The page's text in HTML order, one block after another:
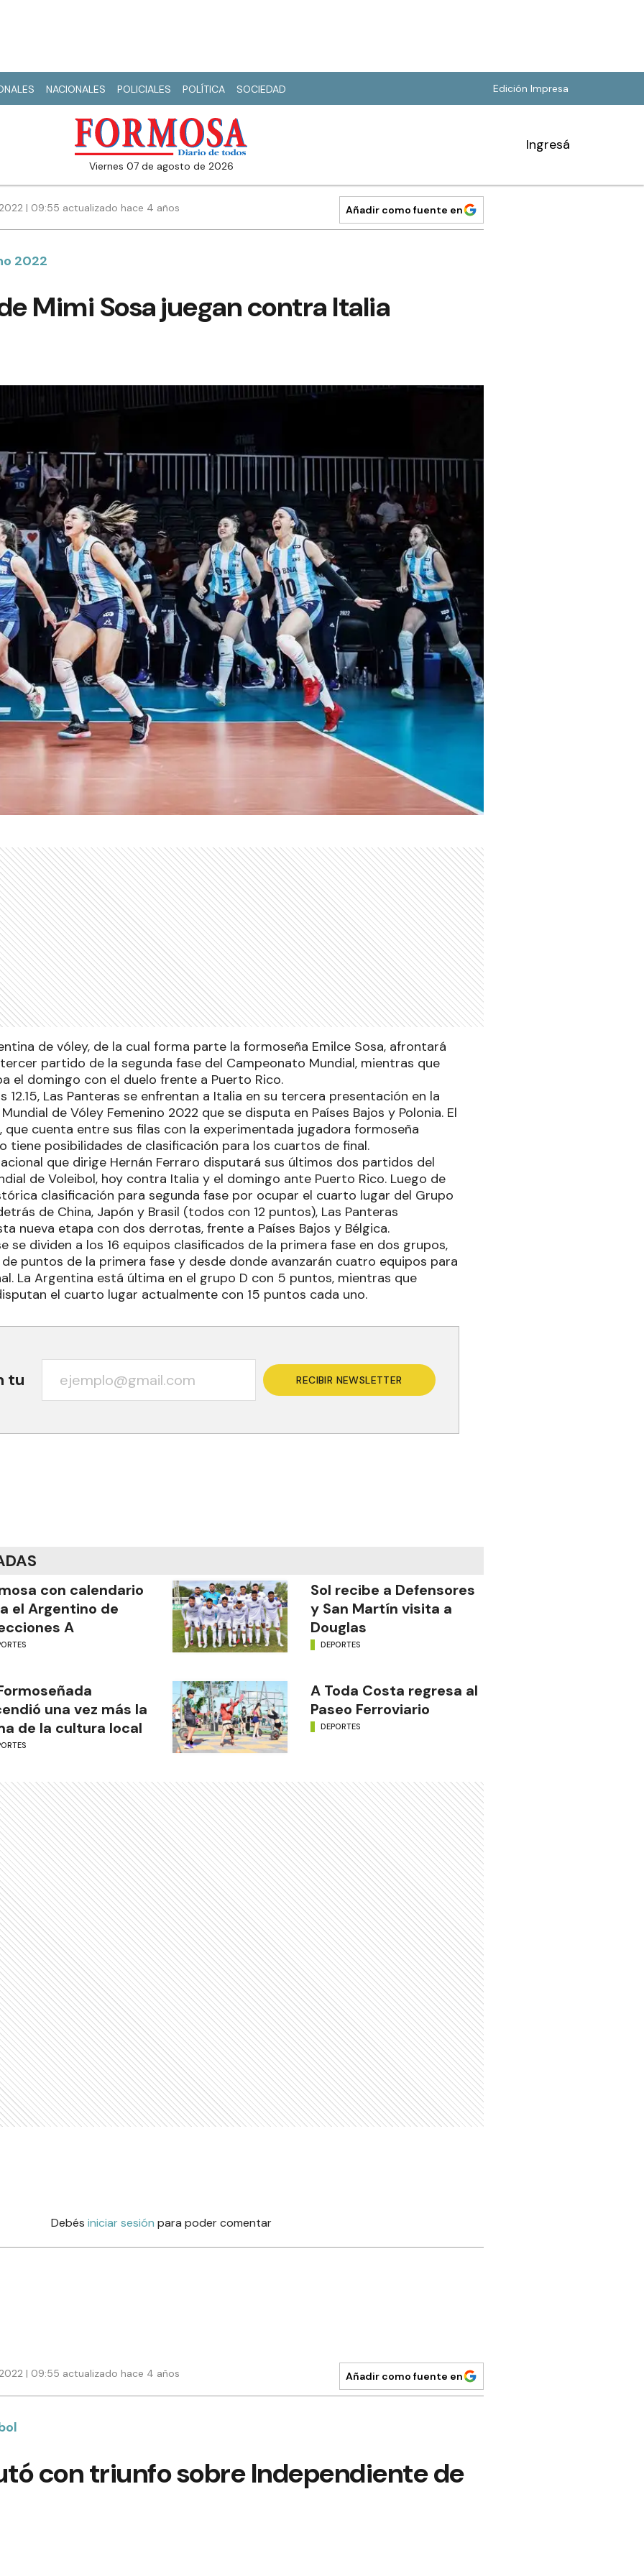
NACIONALES POLICIALES POLÍTICA SOCIEDAD Edición Impresa
viernes 07 de agosto de 2026
Ingresá
| 09:55 actualizado hace 4 años Añadir como fuente en
2022
Mimi Sosa juegan contra Italia
de vóley, de la cual forma parte la formoseña Emilce Sosa, afrontará
partido de la segunda fase del Campeonato Mundial, mientras que
el domingo con el duelo frente a Puerto Rico.
12.15, Las Panteras se enfrentan a Italia en su tercera presentación en la
de Vóley Femenino 2022 que se disputa en Países Bajos y Polonia. El
que cuenta entre sus filas con la experimentada jugadora formoseña
tiene posibilidades de clasificación para los cuartos de final.
que dirige Hernán Ferraro disputará sus últimos dos partidos del
de Voleibol, hoy contra Italia y el domingo ante Puerto Rico. Luego de
clasificación para segunda fase por ocupar el cuarto lugar del Grupo
de China, Japón y Brasil (todos con 12 puntos), Las Panteras
nueva etapa con dos derrotas, frente a Países Bajos y Bélgica.
se dividen a los 16 equipos clasificados de la primera fase en dos grupos,
puntos de la primera fase y desde donde avanzarán cuatro equipos para
La Argentina está última en el grupo D con 5 puntos, mientras que
el cuarto lugar actualmente con 15 puntos cada uno.
tu RECIBIR NEWSLETTER
con calendario
el Argentino de
A
Sol recibe a Defensores
y San Martín visita a
Douglas
DEPORTES
una vez más la
de la cultura local
A Toda Costa regresa al
Paseo Ferroviario
DEPORTES
Debés iniciar sesión para poder comentar
| 09:55 actualizado hace 4 años Añadir como fuente en
con triunfo sobre Independiente de